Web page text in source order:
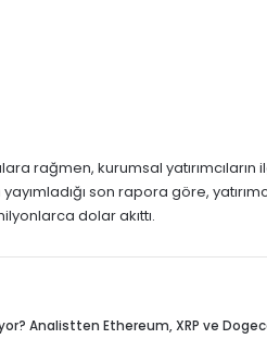
rağmen, kurumsal
son rapora göre,
dolar akıttı.